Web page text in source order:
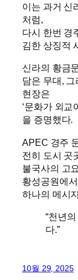
이는 과거 신
처럼,
다시 한번 경
김한 상징적
신라의 황금
담은 무대,
현장은
‘문화가 외교
을 증명했다.
APEC 경주
전히 도시 곳
불국사의 고
황성공원에
하나의 메시
“천년
다.”
10월 29, 2025